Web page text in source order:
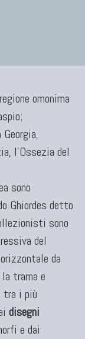
omonima
l'Ossezia del
sono
Ghiordes detto
sono
del
da
la trama e
tra i più
disegni
e dai